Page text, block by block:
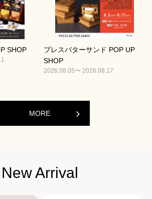
SHOP
プレスバターサンド POP UP
SHOP
2026.08.05〜 2026.08.17
MORE
New Arrival